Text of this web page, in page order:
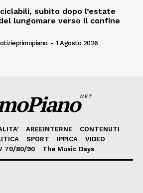
subito dopo l’estate
lungomare verso il confine
- 1 Agosto 2026
NET
AREEINTERNE
CONTENUTI
SPORT IPPICA
VIDEO
70/80/90
The Music Days